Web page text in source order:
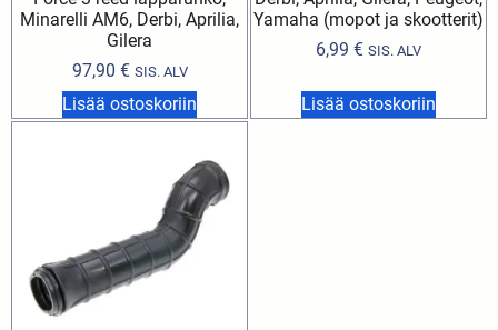
Minarelli AM6, Derbi, Aprilia,
Gilera
97,90 € SIS. ALV
Lisää ostoskoriin
Yamaha (mopot ja skootterit)
6,99 € SIS. ALV
Lisää ostoskoriin